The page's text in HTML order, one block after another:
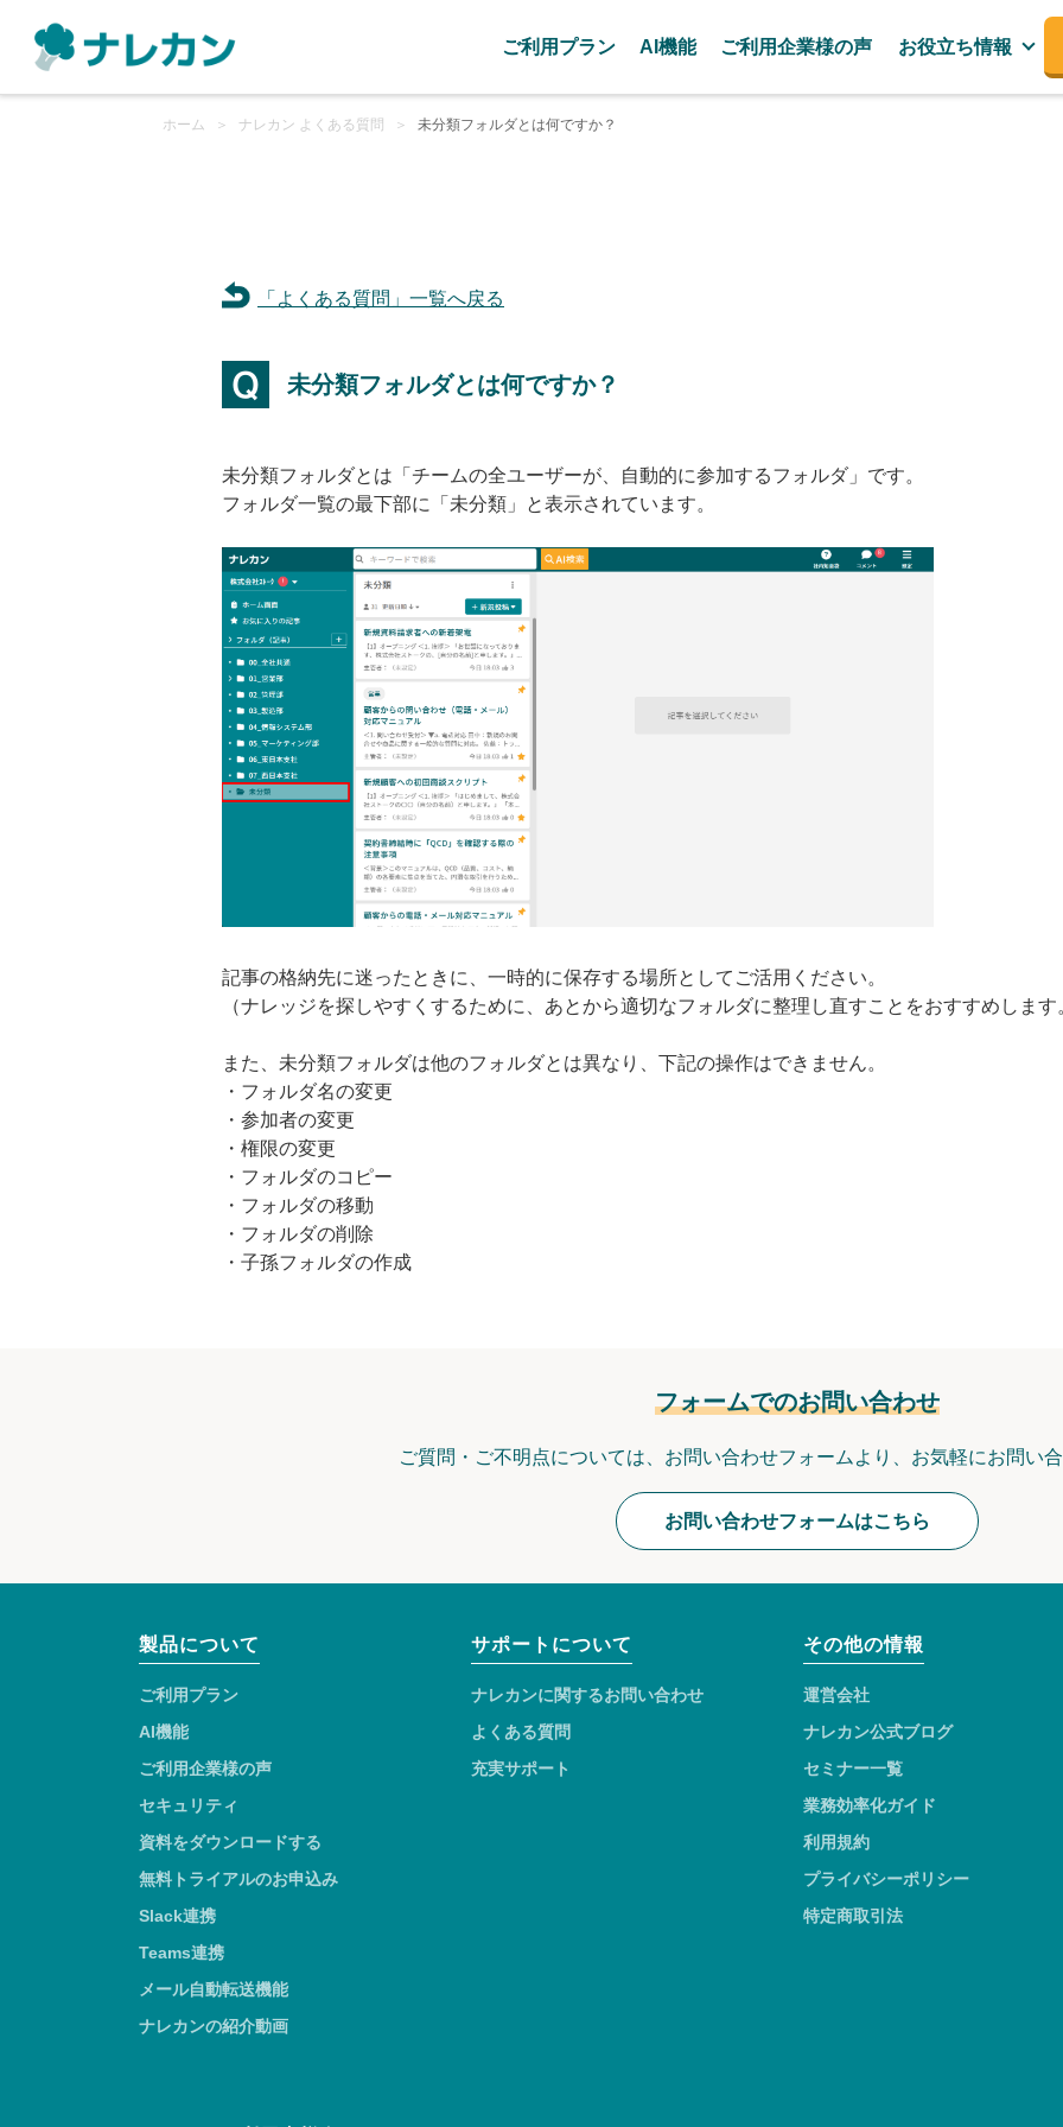
ご利用プラン AI機能 ご利用企業様の声 お役立ち情報
ホーム ＞ ナレカン よくある質問 ＞ 未分類フォルダとは何ですか？
「よくある質問」一覧へ戻る
未分類フォルダとは何ですか？
未分類フォルダとは「チームの全ユーザーが、自動的に参加するフォルダ」です。
フォルダ一覧の最下部に「未分類」と表示されています。
記事の格納先に迷ったときに、一時的に保存する場所としてご活用ください。
（ナレッジを探しやすくするために、あとから適切なフォルダに整理し直すことをおすすめします
また、未分類フォルダは他のフォルダとは異なり、下記の操作はできません。
・フォルダ名の変更
・参加者の変更
・権限の変更
・フォルダのコピー
・フォルダの移動
・フォルダの削除
・子孫フォルダの作成
フォームでのお問い合わせ
ご質問・ご不明点については、 お問い合わせフォームより、 お気軽にお問い
お問い合わせフォームはこちら
製品について
ご利用プラン
AI機能
ご利用企業様の声
セキュリティ
資料をダウンロードする
無料トライアルのお申込み
Slack連携
Teams連携
メール自動転送機能
ナレカンの紹介動画
サポートについて
ナレカンに関するお問い合わせ
よくある質問
充実サポート
その他の情報
運営会社
ナレカン公式ブログ
セミナー一覧
業務効率化ガイド
利用規約
プライバシーポリシー
特定商取引法